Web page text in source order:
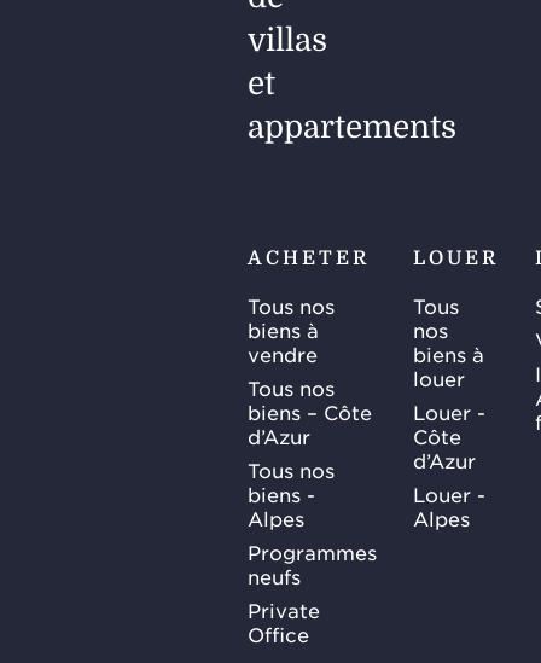
villas
et
appartements
ACHETER
Tous nos
biens à
vendre
Tous nos
biens – Côte
d’Azur
Tous nos
biens -
Alpes
Programmes
neufs
Private
Office
LOUER
Tous
nos
biens à
louer
Louer -
Côte
d’Azur
Louer -
Alpes